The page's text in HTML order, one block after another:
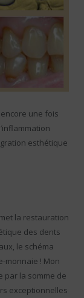
une fois
esthétique
la restauration
des dents
le schéma
monnaie ! Mon
par la somme de
exceptionnelles